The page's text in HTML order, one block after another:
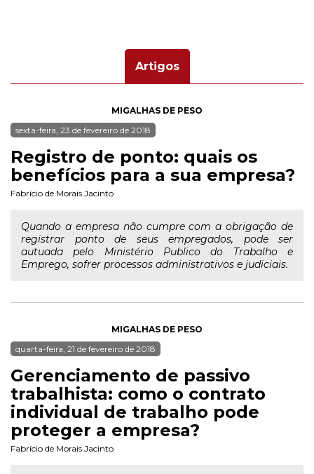
Artigos
MIGALHAS DE PESO
sexta-feira, 23 de fevereiro de 2018
Registro de ponto: quais os
benefícios para a sua empresa?
Fabrício de Morais Jacinto
Quando a empresa não cumpre com a obrigação de
registrar ponto de seus empregados, pode ser
autuada pelo Ministério Publico do Trabalho e
Emprego, sofrer processos administrativos e judiciais.
MIGALHAS DE PESO
quarta-feira, 21 de fevereiro de 2018
Gerenciamento de passivo
trabalhista: como o contrato
individual de trabalho pode
proteger a empresa?
Fabrício de Morais Jacinto